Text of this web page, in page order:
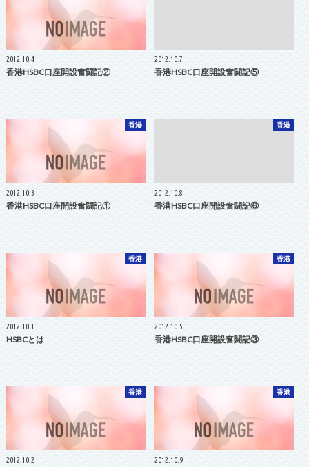
2012.10.4
香港HSBC口座開設奮闘記②
2012.10.7
香港HSBC口座開設奮闘記⑤
香港
2012.10.3
香港HSBC口座開設奮闘記①
香港
2012.10.8
香港HSBC口座開設奮闘記⑥
香港
2012.10.1
HSBCとは
香港
2012.10.5
香港HSBC口座開設奮闘記③
香港
2012.10.2
香港
2012.10.9